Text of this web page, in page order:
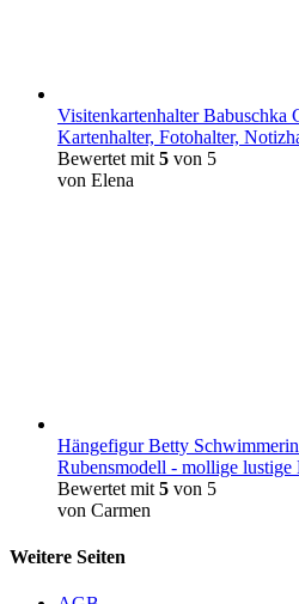
Visitenkartenhalter Babuschka
Kartenhalter, Fotohalter,
Bewertet mit 5 von 5
von Elena
Hängefigur Betty
Rubensmodell - mollige lustige
Bewertet mit 5 von 5
von Carmen
Weitere Seiten